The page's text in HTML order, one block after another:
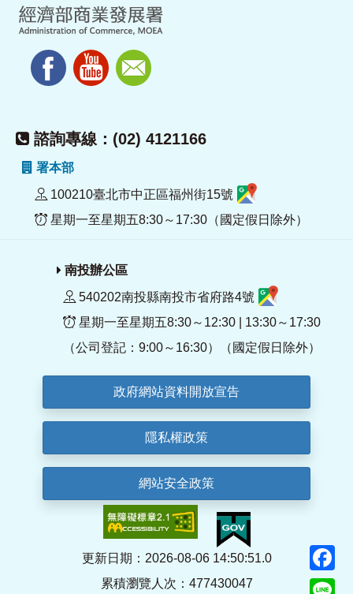
諮詢專線：(02) 4121166
署本部
100210臺北市中正區福州街15號
星期一至星期五8:30～17:30（國定假日除外）
南投辦公區
540202南投縣南投市省府路4號
星期一至星期五8:30～12:30 | 13:30～17:30
（公司登記：9:00～16:30）（國定假日除外）
政府網站資料開放宣告
隱私權政策
網站安全政策
更新日期：2026-08-06 14:50:51.0
累積瀏覽人次：477430047